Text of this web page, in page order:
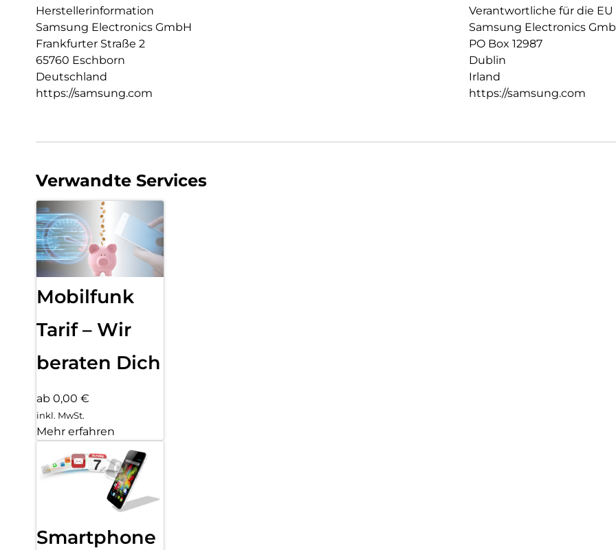
Herstellerinformation
Samsung Electronics GmbH
Frankfurter Straße 2
65760 Eschborn
Deutschland
https://samsung.com
Verantwortliche für die EU
Samsung Electronics
PO Box 12987
Dublin
Irland
https://samsung.com
Verwandte Services
Mobilfunk
Tarif – Wir
beraten Dich
ab 0,00 €
inkl. MwSt.
Mehr erfahren
Smartphone